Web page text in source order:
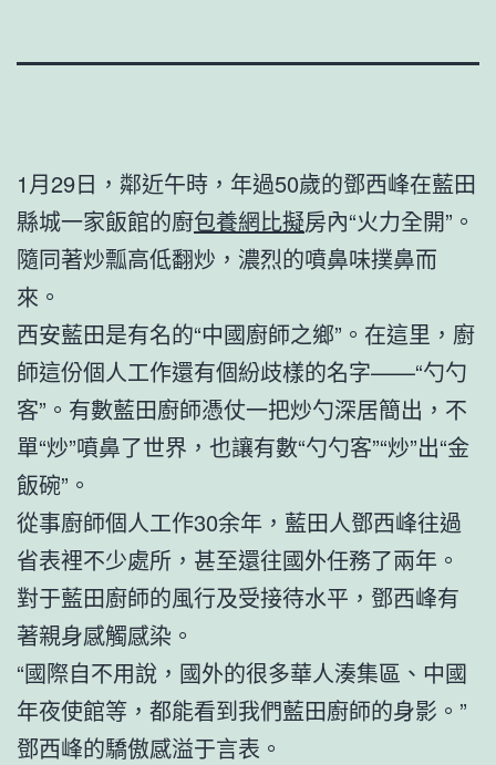
1月29日，鄰近午時，年過50歲的鄧西峰在藍田
縣城一家飯館的廚包養網比擬房內“火力全開”。
隨同著炒瓢高低翻炒，濃烈的噴鼻味撲鼻而
來。
西安藍田是有名的“中國廚師之鄉”。在這里，廚
師這份個人工作還有個紛歧樣的名字——“勺勺
客”。有數藍田廚師憑仗一把炒勺深居簡出，不
單“炒”噴鼻了世界，也讓有數“勺勺客”“炒”出“金
飯碗”。
從事廚師個人工作30余年，藍田人鄧西峰往過
省表裡不少處所，甚至還往國外任務了兩年。
對于藍田廚師的風行及受接待水平，鄧西峰有
著親身感觸感染。
“國際自不用說，國外的很多華人湊集區、中國
年夜使館等，都能看到我們藍田廚師的身影。”
鄧西峰的驕傲感溢于言表。